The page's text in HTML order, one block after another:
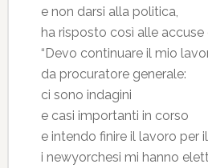
e non darsi alla politica,
ha risposto così alle accuse
“Devo continuare il mio
da procuratore generale:
ci sono indagini
e casi importanti in corso
e intendo finire il lavoro per
i newyorchesi mi hanno